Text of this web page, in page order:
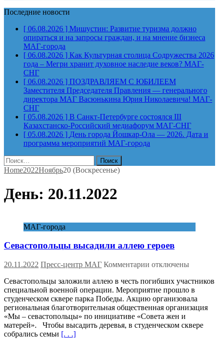
Последние новости
[ 06.08.2026 ] Мишустин: Развитие туризма должно
опираться и на запросы граждан, и на мнение бизнеса
МАГ-города
[ 06.08.2026 ] Как Культурная столица Содружества 2026
года – Мегри хранит духовное наследие веков? МАГ-
СНГ
[ 06.08.2026 ] ПОЗДРАВЛЯЕМ С ЮБИЛЕЕМ
Заместителя Председателя Правления — генерального
директора МАГ Васюнькина Юрия Николаевича! МАГ-
СНГ
[ 05.08.2026 ] В Санкт-Петербурге состоялся III
Казахстанско-Российский медиафорум МАГ-СНГ
[ 05.08.2026 ] День города Йошкар-Ола — 2026. Дата и
программа мероприятий МАГ-города
Найти:
Home2022Ноябрь20 (Воскресенье)
День: 20.11.2022
МАГ-города
Севастопольцы высадили аллею героев
20.11.2022 Пресс-центр МАГ Комментарии к
Севастопольцы
высадили
аллею
героев
отключены
Севастопольцы заложили аллею в честь погибших участников
специальной военной операции. Мероприятие прошло в
студенческом сквере парка Победы. Акцию организовала
региональная благотворительная общественная организация
«Мы – севастопольцы» по инициативе «Совета жен и
матерей». Чтобы высадить деревья, в студенческом сквере
собрались семьи [. . .]